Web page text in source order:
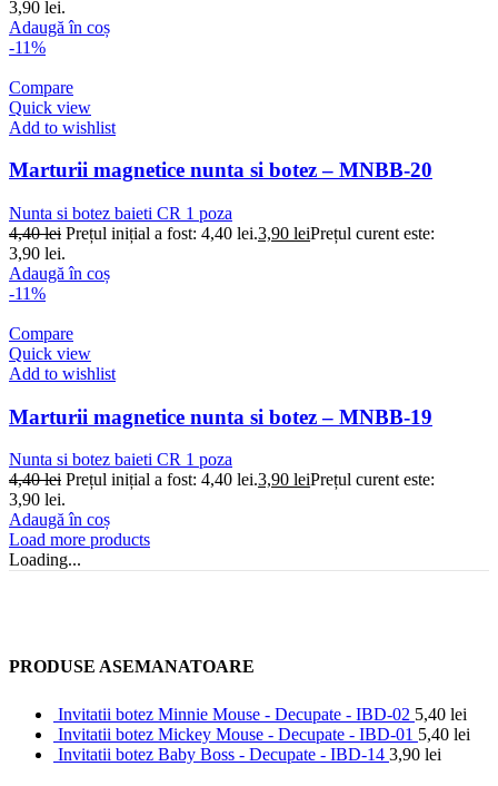
3,90 lei.
Adaugă în coș
-11%
Compare
Quick view
Add to wishlist
Marturii magnetice nunta si botez – MNBB-20
Nunta si botez baieti CR 1 poza
4,40lei Prețul inițial a fost: 4,40 lei.3,90 leiPrețul curent este:
3,90 lei.
Adaugă în coș
-11%
Compare
Quick view
Add to wishlist
Marturii magnetice nunta si botez – MNBB-19
Nunta si botez baieti CR 1 poza
4,40lei Prețul inițial a fost: 4,40 lei.3,90 leiPrețul curent este:
3,90 lei.
Adaugă în coș
Load more products
Loading...
PRODUSE ASEMANATOARE
Invitatii botez Minnie Mouse - Decupate - IBD-02 5,40 lei
Invitatii botez Mickey Mouse - Decupate - IBD-01 5,40 lei
Invitatii botez Baby Boss - Decupate - IBD-14 3,90 lei